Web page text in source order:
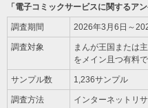
「電子コミックサービスに関するアン
調査期間 2026年3月6日～
調査対象
まんが王国または
をメイン且つ有料
サンプル数 1,236サンプル
調査方法 インターネットリ